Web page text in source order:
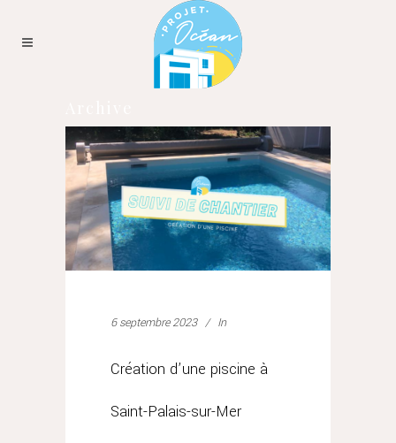
6 septembre 2023 In
Création d’une piscine à
Saint-Palais-sur-Mer